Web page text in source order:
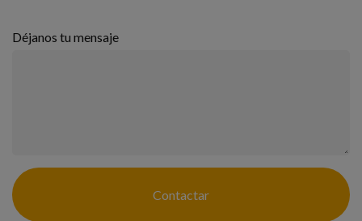
Déjanos tu mensaje
Contactar